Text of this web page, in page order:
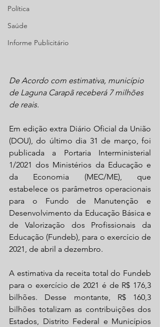
Política
Saúde
Informe Publicitário
De Acordo com estimativa, município
de Laguna Carapã receberá 7 milhões
de reais.
Em edição extra Diário Oficial da União
(DOU), do último dia 31 de março, foi
publicada a Portaria Interministerial
1/2021 dos Ministérios da Educação e
da Economia (MEC/ME), que
estabelece os parâmetros operacionais
para o Fundo de Manutenção e
Desenvolvimento da Educação Básica e
de Valorização dos Profissionais da
Educação (Fundeb), para o exercício de
2021, de abril a dezembro.
A estimativa da receita total do Fundeb
para o exercício de 2021 é de R$ 176,3
bilhões. Desse montante, R$ 160,3
bilhões totalizam as contribuições dos
Estados, Distrito Federal e Municípios